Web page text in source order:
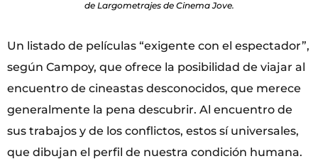
de Largometrajes de Cinema Jove.
Un listado de películas “exigente con el espectador”,
según Campoy, que ofrece la posibilidad de viajar al
encuentro de cineastas desconocidos, que merece
generalmente la pena descubrir. Al encuentro de
sus trabajos y de los conflictos, estos sí universales,
que dibujan el perfil de nuestra condición humana.